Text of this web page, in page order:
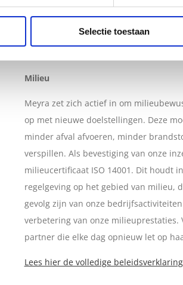
Selectie toestaan
bijzondere talenten aan om in hun
Deze activiteiten ontplooien wij in een
Milieu
Meyra zet zich actief in om
op met nieuwe doelstellingen. Deze
minder afval afvoeren, minder
verspillen. Als bevestiging van onze
milieucertificaat ISO 14001. Dit houdt
regelgeving op het gebied van milieu,
gevolg zijn van onze
verbetering van onze milieuprestaties.
partner die elke dag opnieuw let op
Lees hier de volledige beleidsverklaring